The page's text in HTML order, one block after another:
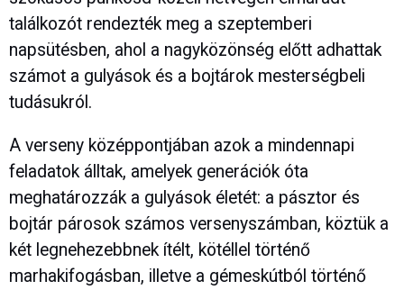
találkozót rendezték meg a szeptemberi
napsütésben, ahol a nagyközönség előtt adhattak
számot a gulyások és a bojtárok mesterségbeli
tudásukról.
A verseny középpontjában azok a mindennapi
feladatok álltak, amelyek generációk óta
meghatározzák a gulyások életét: a pásztor és
bojtár párosok számos versenyszámban, köztük a
két legnehezebbnek ítélt, kötéllel történő
marhakifogásban, illetve a gémeskútból történő